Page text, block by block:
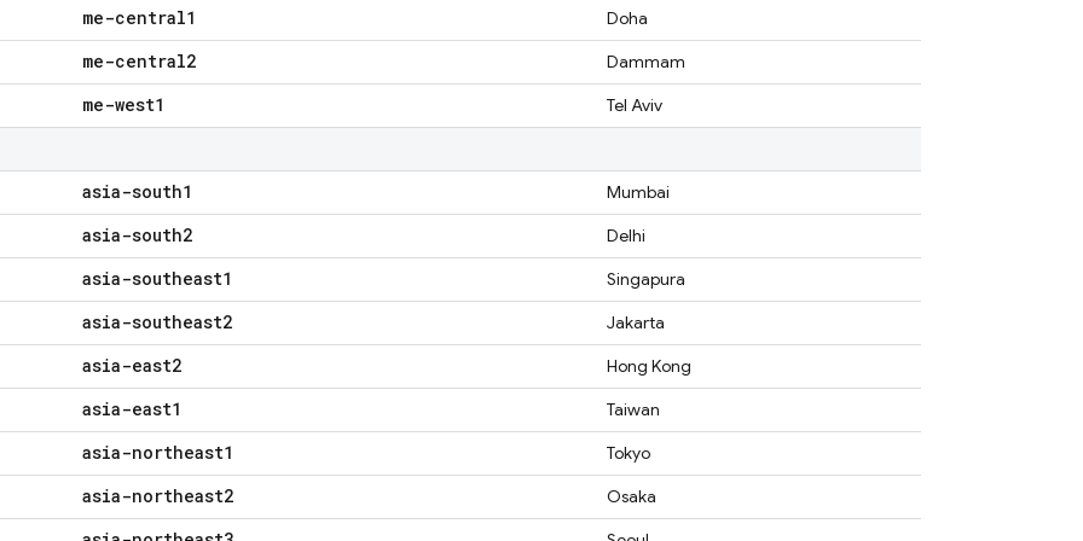
me-central1 Doha
me-central2 Dammam
me-west1 Tel Aviv
asia-south1 Mumbai
asia-south2 Delhi
asia-southeast1 Singapura
asia-southeast2 Jakarta
asia-east2 Hong Kong
asia-east1 Taiwan
asia-northeast1 Tokyo
asia-northeast2 Osaka